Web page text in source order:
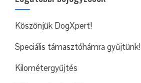
Köszönjük DogXpert!
Speciális támasztóhámra gyűjtünk!
Kilométergyűjtés